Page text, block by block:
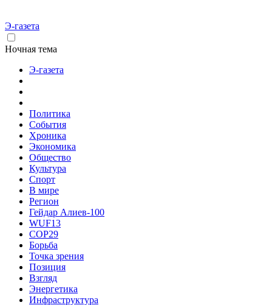
Э-газета
Ночная тема
Э-газета
Политика
События
Хроника
Экономика
Общество
Культура
Спорт
В мире
Регион
Гейдар Алиев-100
WUF13
COP29
Борьба
Точка зрения
Позиция
Взгляд
Энергетика
Инфраструктура